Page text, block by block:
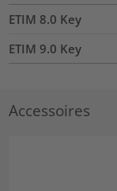
ETIM 8.0 Key
ETIM 9.0 Key
Accessoires